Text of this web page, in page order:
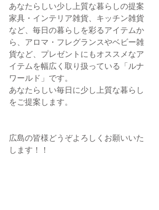
あなたらしい少し上質な暮らしの提案
家具・インテリア雑貨、キッチン雑貨
など、毎日の暮らしを彩るアイテムか
ら、アロマ・フレグランスやベビー雑
貨など、プレゼントにもオススメなア
イテムを幅広く取り扱っている「ルナ
ワールド」です。
あなたらしい毎日に少し上質な暮らし
をご提案します。
広島の皆様どうぞよろしくお願いいた
します！！